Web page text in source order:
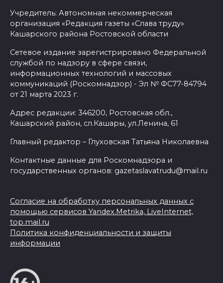
Учредитель: Автономная некоммерческая
организация «Редакция газеты «Слава труду»
Кашарского района Ростовской области
Сетевое издание зарегистрировано Федеральной
службой по надзору в сфере связи,
информационных технологий и массовых
коммуникаций (Роскомнадзор) - Эл № ФС77-84794
от 21 марта 2023 г.
Адрес редакции: 346200, Ростовская обл.,
Кашарский район, сл.Кашары, ул.Ленина, 61
Главный редактор – Глуховская Татьяна Николаевна
Контактные данные для Роскомнадзора и
государственных органов: gazetaslavatrudu@mail.ru
Согласие на обработку персональных данных с
помощью сервисов Yandex.Metrika, LiveInternet,
top.mail.ru
Политика конфиденциальности и защиты
информации